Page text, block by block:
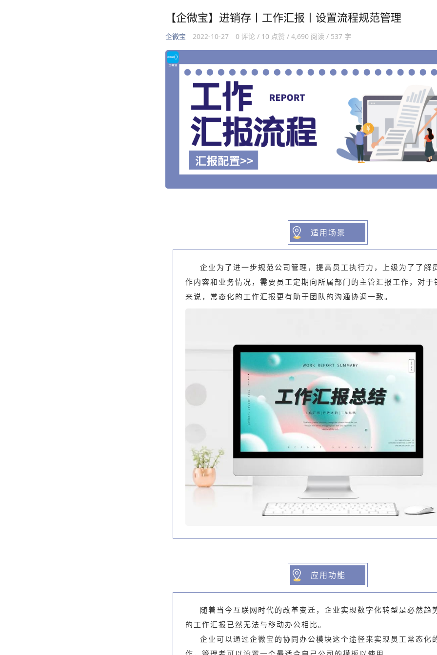
【企微宝】进销存丨工作汇报丨设置流程规范管理
企微宝 2022-10-27 0 评论 / 10 点赞 / 4,690 阅读 / 537 字
适用场景
企业为了进一步规范公司管理，提高员工执行力，上级为了了解
作内容和业务情况，需要员工定期向所属部门的主管汇报工作，对于
来说，常态化的工作汇报更有助于团队的沟通协调一致。
应用功能
随着当今互联网时代的改革变迁，企业实现数字化转型是必然趋
的工作汇报已然无法与移动办公相比。
企业可以通过企微宝的协同办公模块这个途径来实现员工常态化